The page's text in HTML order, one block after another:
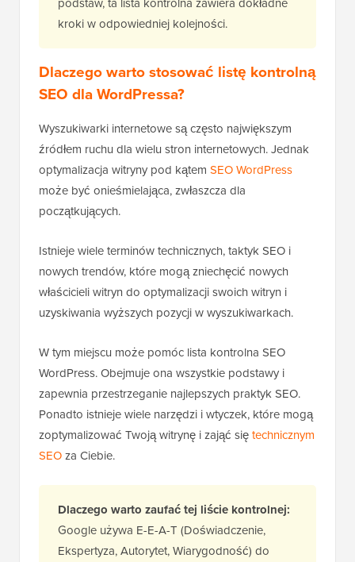
kroki w odpowiedniej kolejności.
Dlaczego warto stosować listę kontrolną
SEO dla WordPressa?
Wyszukiwarki internetowe są często największym
źródłem ruchu dla wielu stron internetowych. Jednak
optymalizacja witryny pod kątem SEO WordPress
może być onieśmielająca, zwłaszcza dla
początkujących.
Istnieje wiele terminów technicznych, taktyk SEO i
nowych trendów, które mogą zniechęcić nowych
właścicieli witryn do optymalizacji swoich witryn i
uzyskiwania wyższych pozycji w wyszukiwarkach.
W tym miejscu może pomóc lista kontrolna SEO
WordPress. Obejmuje ona wszystkie podstawy i
zapewnia przestrzeganie najlepszych praktyk SEO.
Ponadto istnieje wiele narzędzi i wtyczek, które mogą
zoptymalizować Twoją witrynę i zająć siętechnicznym
SEOza Ciebie.
Dlaczego warto zaufać tej liście kontrolnej:
Google używa E-E-A-T (Doświadczenie,
Ekspertyza, Autorytet, Wiarygodność) do